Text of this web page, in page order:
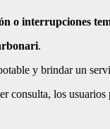
o interrupciones
.
y brindar un
consulta, los